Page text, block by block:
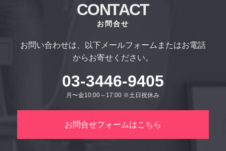
CONTACT
お問合せ
お問い合わせは、以下メールフォームまたはお電話
からお寄せください。
03-3446-9405
月〜金10:00～17:00 ※土日祝休み
お問合せフォームはこちら